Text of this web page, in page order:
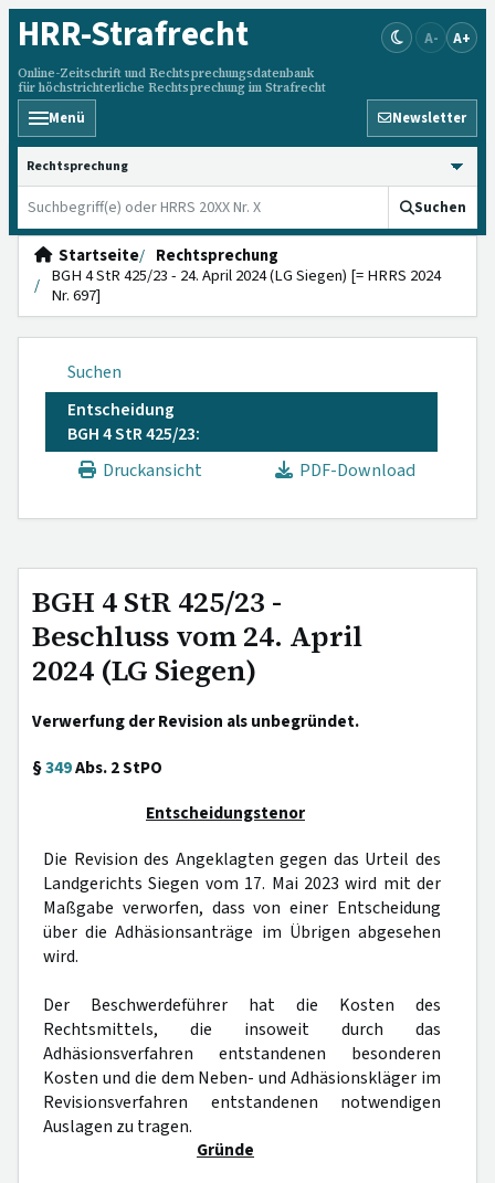
HRR-Strafrecht
Online-Zeitschrift und Rechtsprechungsdatenbank
für höchstrichterliche Rechtsprechung im Strafrecht
A- A+
Menü Newsletter
HRRS durchsuchen
Suchen
Startseite
Rechtsprechung
BGH 4 StR 425/23 - 24. April 2024 (LG Siegen) [= HRRS 2024
Nr. 697]
Suchen
Entscheidung
BGH 4 StR 425/23:
Druckansicht
PDF-Download
BGH 4 StR 425/23 -
Beschluss vom 24. April
2024 (LG Siegen)
Verwerfung der Revision als unbegründet.
§349Abs. 2 StPO
Entscheidungstenor
Die Revision des Angeklagten gegen das Urteil des
Landgerichts Siegen vom 17. Mai 2023 wird mit der
Maßgabe verworfen, dass von einer Entscheidung
über die Adhäsionsanträge im Übrigen abgesehen
wird.
Der Beschwerdeführer hat die Kosten des
Rechtsmittels, die insoweit durch das
Adhäsionsverfahren entstandenen besonderen
Kosten und die dem Neben- und Adhäsionskläger im
Revisionsverfahren entstandenen notwendigen
Auslagen zu tragen.
Gründe